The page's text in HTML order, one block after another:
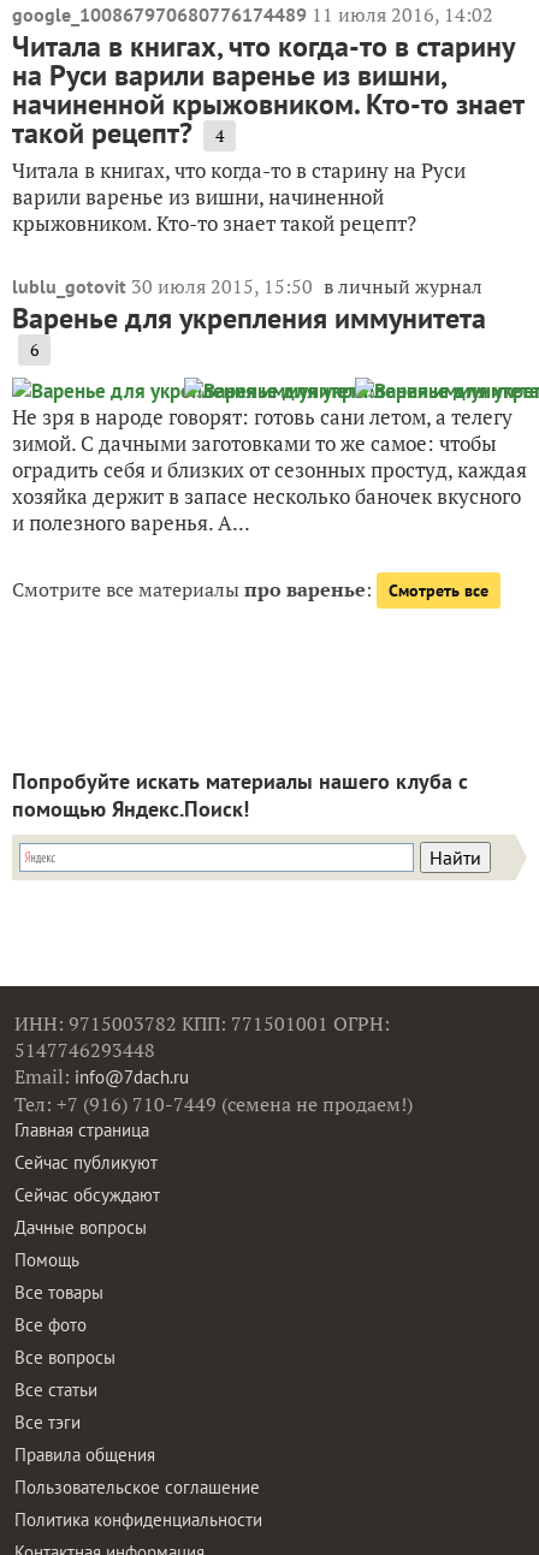
google_100867970680776174489 11 июля 2016, 14:02
Читала в книгах, что когда-то в старину
на Руси варили варенье из вишни,
начиненной крыжовником. Кто-то знает
такой рецепт? 4
Читала в книгах, что когда-то в старину на Руси
варили варенье из вишни, начиненной
крыжовником. Кто-то знает такой рецепт?
lublu_gotovit 30 июля 2015, 15:50 в личный журнал
Варенье для укрепления иммунитета
6
Не зря в народе говорят: готовь сани летом, а телегу
зимой. С дачными заготовками то же самое: чтобы
оградить себя и близких от сезонных простуд, каждая
хозяйка держит в запасе несколько баночек вкусного
и полезного варенья. А...
Смотрите все материалыпро варенье: Смотреть все
Попробуйте искать материалы нашего клуба с
помощью Яндекс.Поиск!
ИНН: 9715003782 КПП: 771501001 ОГРН:
5147746293448
Email: info@7dach.ru
Тел: +7 (916) 710-7449 (семена не продаем!)
Главная страница
Сейчас публикуют
Сейчас обсуждают
Дачные вопросы
Помощь
Все товары
Все фото
Все вопросы
Все статьи
Все тэги
Правила общения
Пользовательское соглашение
Политика конфиденциальности